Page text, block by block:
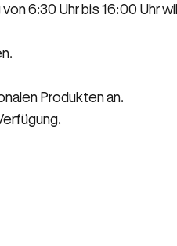
6:30 Uhr bis 16:00 Uhr
Produkten an.